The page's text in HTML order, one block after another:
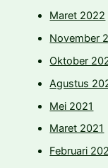
Maret 2022
November
Oktober
Agustus
Mei 2021
Maret 2021
Februari